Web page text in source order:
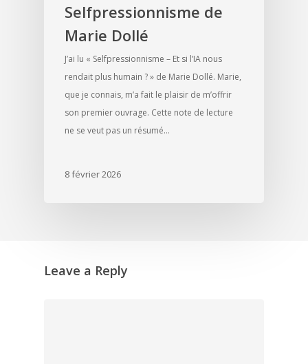
Selfpressionnisme de
Marie Dollé
J’ai lu « Selfpressionnisme – Et si l’IA nous
rendait plus humain ? » de Marie Dollé. Marie,
que je connais, m’a fait le plaisir de m’offrir
son premier ouvrage. Cette note de lecture
ne se veut pas un résumé…
8 février 2026
Leave a Reply